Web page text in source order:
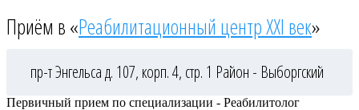
Приём в «Реабилитационный центр XXI век»
пр-т Энгельса д. 107, корп. 4, стр. 1 Район - Выборгский
Первичный прием по специализации - Реабилитолог